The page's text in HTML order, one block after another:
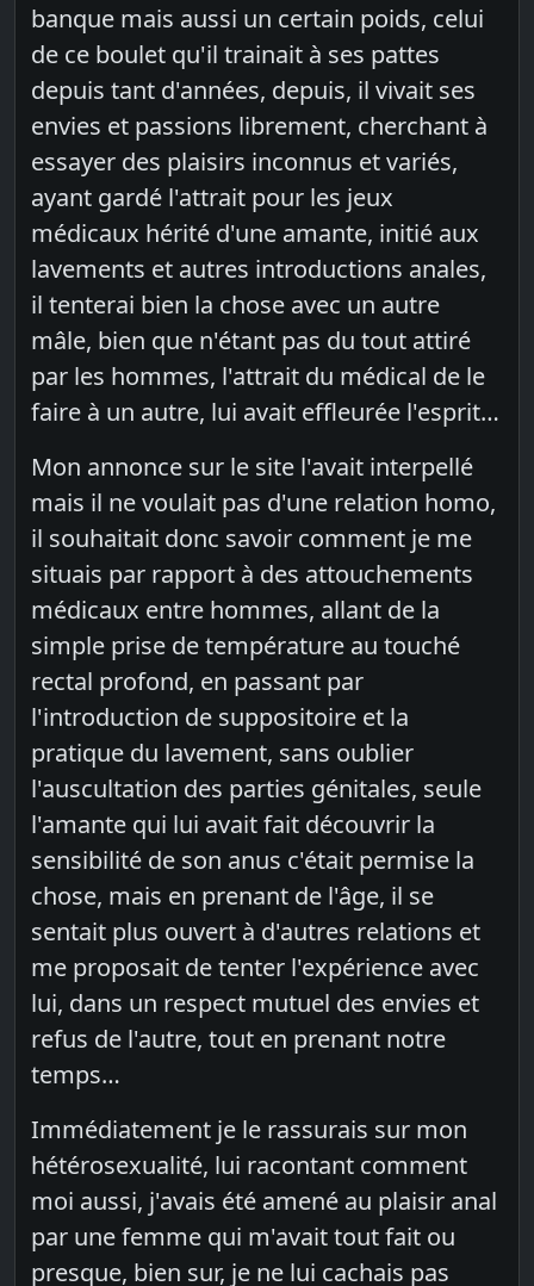
banque mais aussi un certain poids, celui
de ce boulet qu'il trainait à ses pattes
depuis tant d'années, depuis, il vivait ses
envies et passions librement, cherchant à
essayer des plaisirs inconnus et variés,
ayant gardé l'attrait pour les jeux
médicaux hérité d'une amante, initié aux
lavements et autres introductions anales,
il tenterai bien la chose avec un autre
mâle, bien que n'étant pas du tout attiré
par les hommes, l'attrait du médical de le
faire à un autre, lui avait effleurée l'esprit…
Mon annonce sur le site l'avait interpellé
mais il ne voulait pas d'une relation homo,
il souhaitait donc savoir comment je me
situais par rapport à des attouchements
médicaux entre hommes, allant de la
simple prise de température au touché
rectal profond, en passant par
l'introduction de suppositoire et la
pratique du lavement, sans oublier
l'auscultation des parties génitales, seule
l'amante qui lui avait fait découvrir la
sensibilité de son anus c'était permise la
chose, mais en prenant de l'âge, il se
sentait plus ouvert à d'autres relations et
me proposait de tenter l'expérience avec
lui, dans un respect mutuel des envies et
refus de l'autre, tout en prenant notre
temps…
Immédiatement je le rassurais sur mon
hétérosexualité, lui racontant comment
moi aussi, j'avais été amené au plaisir anal
par une femme qui m'avait tout fait ou
presque, bien sur, je ne lui cachais pas